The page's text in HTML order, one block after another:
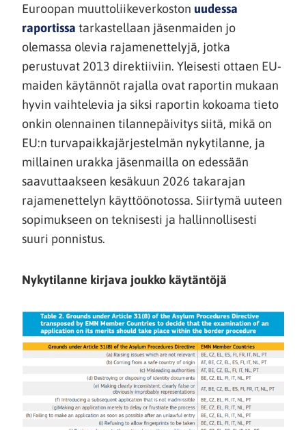
Euroopan muuttoliikeverkoston uudessa
raportissa tarkastellaan jäsenmaiden jo
olemassa olevia rajamenettelyjä, jotka
perustuvat 2013 direktiiviin. Yleisesti ottaen EU-
maiden käytännöt rajalla ovat raportin mukaan
hyvin vaihtelevia ja siksi raportin kokoama tieto
onkin olennainen tilannepäivitys siitä, mikä on
EU:n turvapaikkajärjestelmän nykytilanne, ja
millainen urakka jäsenmailla on edessään
saavuttaakseen kesäkuun 2026 takarajan
rajamenettelyn käyttöönotossa. Siirtymä uuteen
sopimukseen on teknisesti ja hallinnollisesti
suuri ponnistus.
Nykytilanne kirjava joukko käytäntöjä